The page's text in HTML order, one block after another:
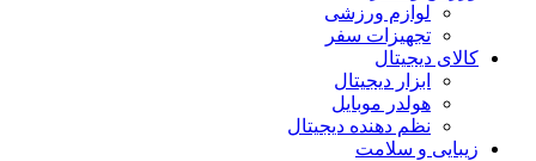
لوازم ورزشی
تجهیزات سفر
کالای دیجیتال
ابزار دیجیتال
هولدر موبایل
نظم دهنده دیجیتال
زیبایی و سلامت